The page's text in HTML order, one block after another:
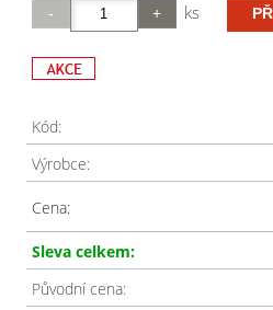
ks
Kód:
Výrobce:
Cena:
Sleva celkem:
Původní cena: